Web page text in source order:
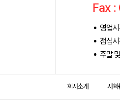
Fax
영업
점심
주말
회사소개 사회